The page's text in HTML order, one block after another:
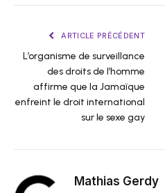
ARTICLE PRÉCÉDENT
L’organisme de surveillance
des droits de l’homme
affirme que la Jamaïque
enfreint le droit international
sur le sexe gay
Mathias Gerdy